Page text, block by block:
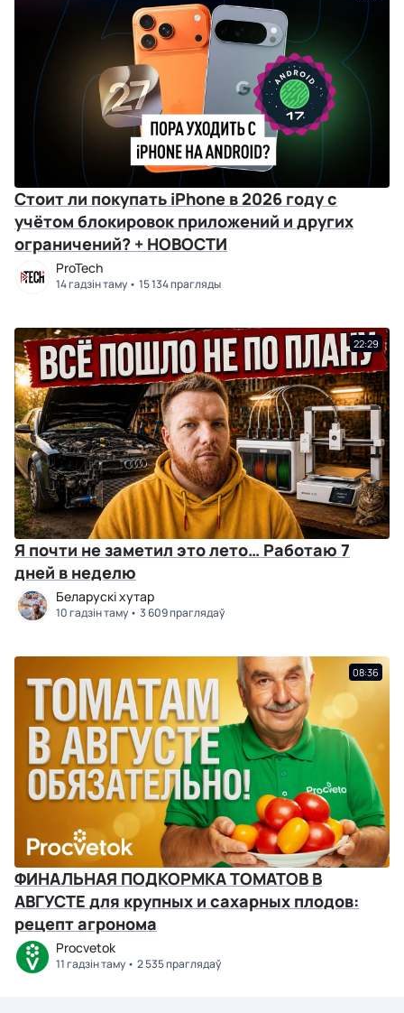
Стоит ли покупать iPhone в 2026 году с
учётом блокировок приложений и других
ограничений? + НОВОСТИ
ProTech
14 гадзін таму 15 134 прагляды
22:29
Я почти не заметил это лето… Работаю 7
дней в неделю
Беларускі хутар
10 гадзін таму 3 609 праглядаў
08:36
ФИНАЛЬНАЯ ПОДКОРМКА ТОМАТОВ В
АВГУСТЕ для крупных и сахарных плодов:
рецепт агронома
Procvetok
11 гадзін таму 2 535 праглядаў